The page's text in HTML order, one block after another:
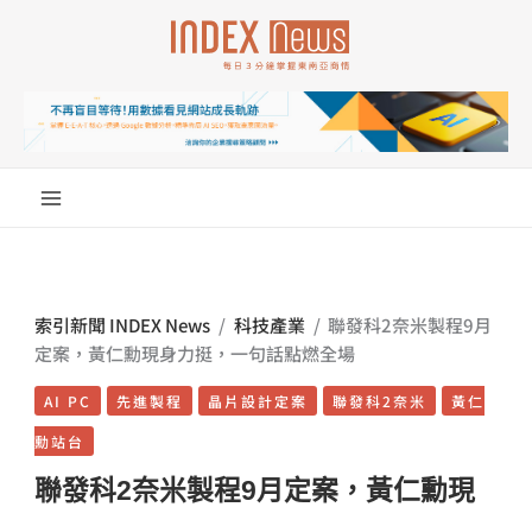
索引新聞 INDEX News / 科技產業 / 聯發科2奈米製程9月
定案，黃仁勳現身力挺，一句話點燃全場
AI PC 先進製程 晶片設計定案 聯發科2奈米
黃仁
勳站台
聯發科2奈米製程9月定案，黃仁勳現